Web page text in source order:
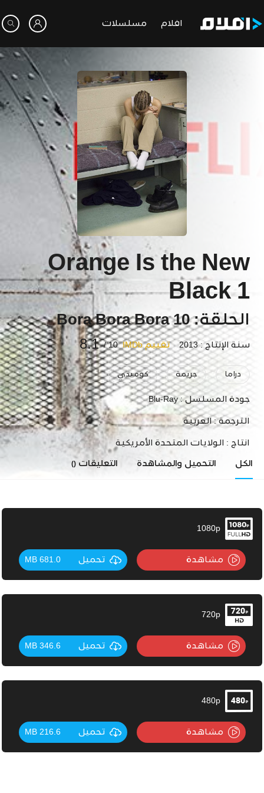
افلام مسلسلات
Orange Is the New
Black 1
الحلقة: 10 Bora Bora Bora
سنة الإنتاج : 2013 تقييم IMDb 10 /
8.1
دراما جريمة كوميدي
جودة المسلسل :Blu-Ray
الترجمة :العربية
انتاج : الولايات المتحدة الأمريكية
الكل التحميل والمشاهدة التعليقات ()
1080p
مشاهدة تحميل 681.0 MB
720p
مشاهدة تحميل 346.6 MB
480p
مشاهدة تحميل 216.6 MB